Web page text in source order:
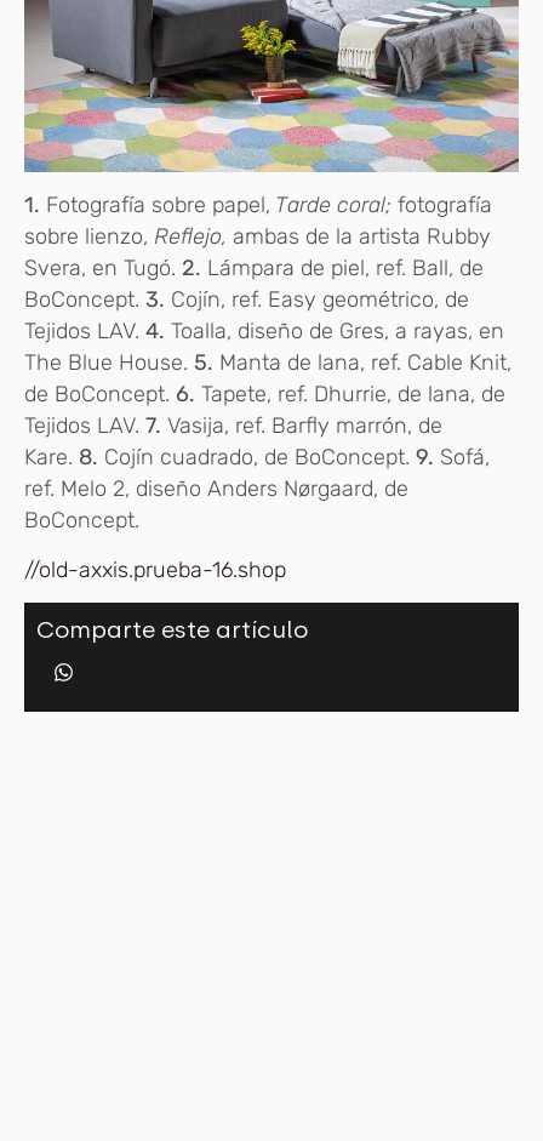
1. Fotografía sobre papel, Tarde coral; fotografía
sobre lienzo, Reflejo, ambas de la artista Rubby
Svera, en Tugó. 2. Lámpara de piel, ref. Ball, de
BoConcept. 3. Cojín, ref. Easy geométrico, de
Tejidos LAV. 4. Toalla, diseño de Gres, a rayas, en
The Blue House. 5. Manta de lana, ref. Cable Knit,
de BoConcept. 6. Tapete, ref. Dhurrie, de lana, de
Tejidos LAV. 7. Vasija, ref. Barfly marrón, de
Kare. 8. Cojín cuadrado, de BoConcept. 9. Sofá,
ref. Melo 2, diseño Anders Nørgaard, de
BoConcept.
//old-axxis.prueba-16.shop
Comparte este artículo